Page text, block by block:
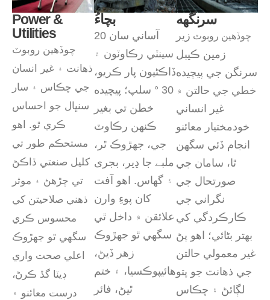
Power &
Utilities
چوڏهين روبوٽ
ذهانت ۽ غير انسان
جي چڪاس ۽ سار
سنڀال جو احساس
ڪري ٿو. اهو
مستحڪم طور تي
کليل صنعتي ڏاڪڻ
تي چڙهڻ ۽ موثر
ذھني صلاحيتن کي
محسوس ڪري
سگھي ٿو جهڙوڪ
اعلي صحت واري
ڊيٽا گڏ ڪرڻ،
درست معائنو ۽
بچاءُ
آساني سان 20
سينٽي رڪاوٽون ۽
ڏاڪڻيون پار ڪريو،
30 ° سلپ؛ پيچيده
خطن تي بغير
ڪنهن رڪاوٽ
جي، جهڙوڪ ٿر،
ملبے جا ڍير، بجری
۽ گھاس. اهو آفت
کان پوءِ وارن
علائقن ۾ داخل ٿي
سگهي ٿو جهڙوڪ
زهر ڏيڻ،
هائيپوڪسيا، ۽ ختم
ٿيڻ، فائر
سرنگهه
چوڏهين روبوٽ زير
زمين ڪيبل
سرنگن جي پيچيده
خطي جي حالتن ۾
غير انساني
خودمختيار معائنو
انجام ڏئي سگھن
ٿا، سامان جي
صورتحال جي
نگراني جي
ڪارڪردگي کي
بهتر بڻائي؛ اهو پڻ
غير معمولي حالتن
جي ذهانت جو پتو
لڳائڻ ۽ چڪاس